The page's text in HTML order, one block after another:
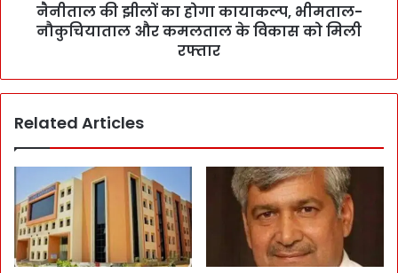
नैनीताल की झीलों का होगा कायाकल्प, भीमताल-
नौकुचियाताल और कमलताल के विकास को मिली
रफ्तार
Related Articles